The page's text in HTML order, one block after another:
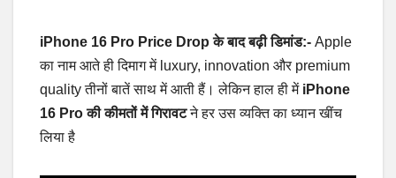
iPhone 16 Pro Price Drop के बाद बढ़ी डिमांड:- Apple
का नाम आते ही दिमाग में luxury, innovation और premium
quality तीनों बातें साथ में आती हैं। लेकिन हाल ही में iPhone
16 Pro की कीमतों में गिरावटने हर उस व्यक्ति का ध्यान खींच
लिया है